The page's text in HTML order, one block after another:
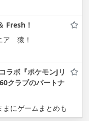
Fresh！
ア 猿！
ラボ『ポケモンJリ
クラブのパートナ
まにゲームまとめも